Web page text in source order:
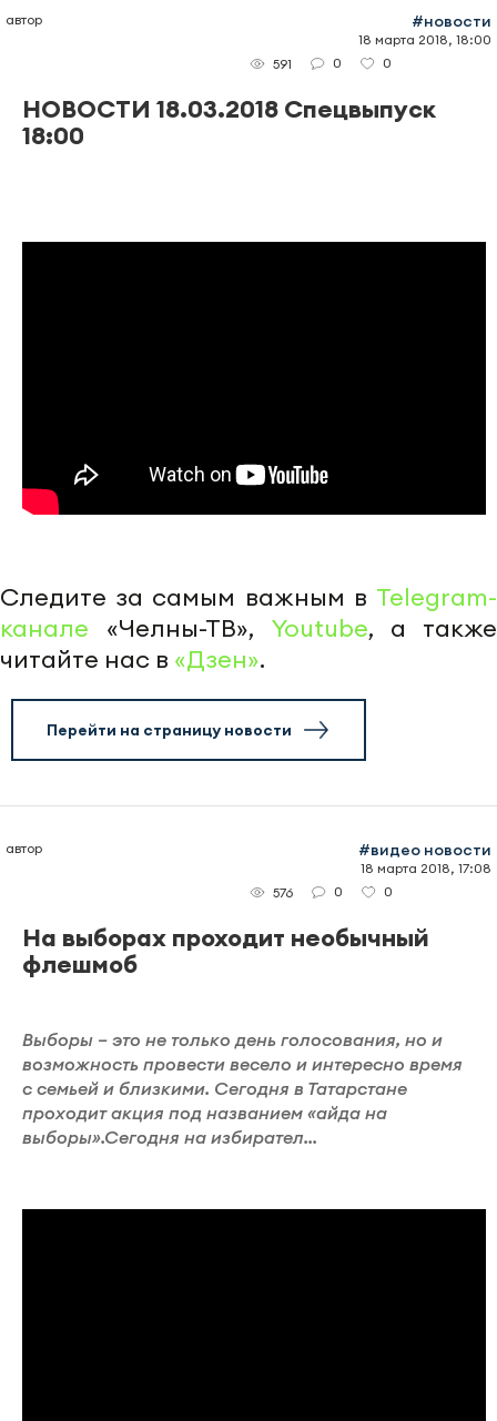
автор #новости
18 марта 2018, 18:00
591
0 0
НОВОСТИ 18.03.2018 Спецвыпуск
18:00
Следите за самым важным в Telegram-
канале «Челны-ТВ», Youtube, а также
читайте нас в «Дзен».
Перейти на страницу новости
автор #видео новости
18 марта 2018, 17:08
576
0 0
На выборах проходит необычный
флешмоб
Выборы – это не только день голосования, но и
возможность провести весело и интересно время
с семьей и близкими. Сегодня в Татарстане
проходит акция под названием «айда на
выборы».Сегодня на избирател...